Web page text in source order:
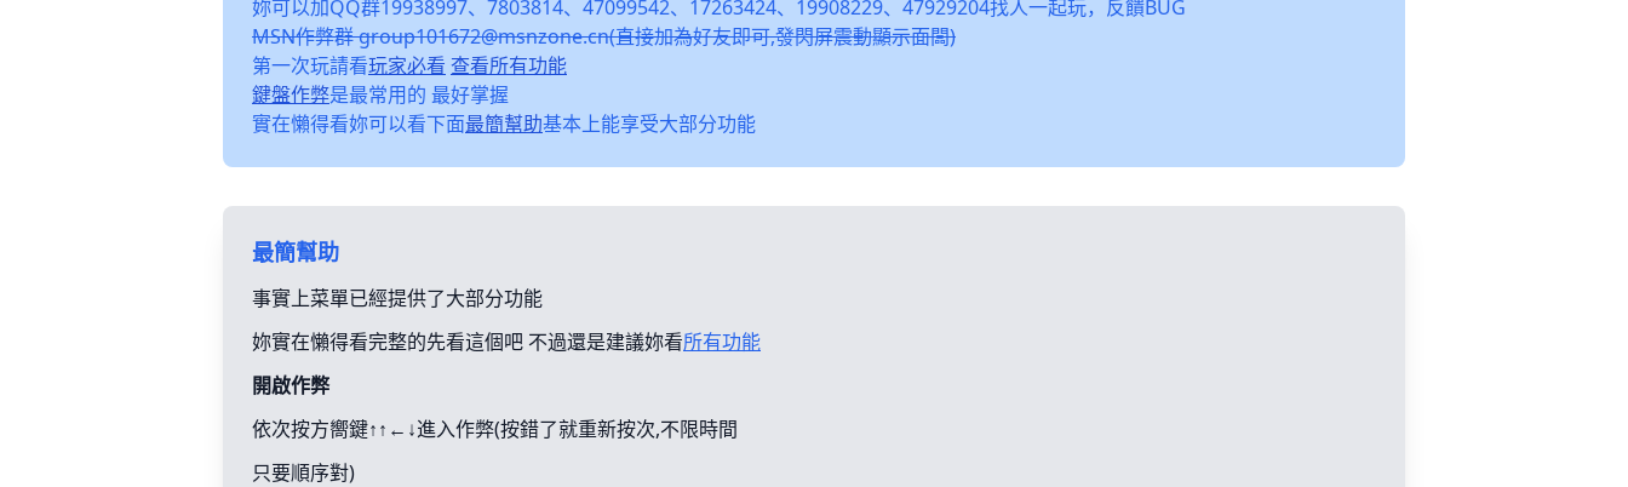
妳可以加QQ群19938997、7803814、47099542、17263424、19908229、47929204找人一起玩，反饋BUG
MSN作弊群 group101672@msnzone.cn(直接加為好友即可,發閃屏震動顯示面闆)
第一次玩請看玩家必看 查看所有功能
鍵盤作弊是最常用的 最好掌握
實在懶得看妳可以看下面最簡幫助基本上能享受大部分功能
最簡幫助
事實上菜單已經提供了大部分功能
妳實在懶得看完整的先看這個吧 不過還是建議妳看所有功能
開啟作弊
依次按方嚮鍵↑↑←↓進入作弊(按錯了就重新按次,不限時間
只要順序對)